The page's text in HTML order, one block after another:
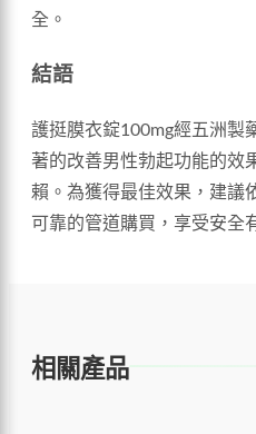
全。
結語
護挺膜衣錠100mg經五洲製
著的改善男性勃起功能的效
賴。為獲得最佳效果，建議
可靠的管道購買，享受安全
相關產品